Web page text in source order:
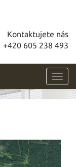
Kontaktujete nás
+420 605 238 493